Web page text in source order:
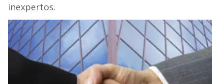
inexpertos.